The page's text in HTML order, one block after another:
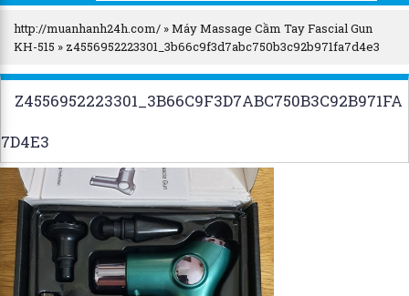
http://muanhanh24h.com/ »Máy Massage Cầm Tay Fascial Gun
KH-515 » z4556952223301_3b66c9f3d7abc750b3c92b971fa7d4e3
Z4556952223301_3B66C9F3D7ABC750B3C92B971FA
7D4E3